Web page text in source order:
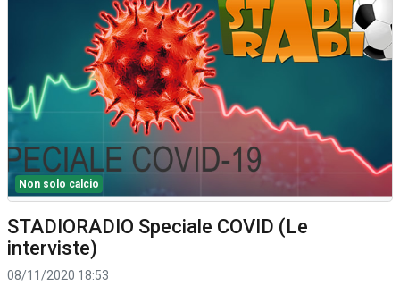
Non solo calcio
STADIORADIO Speciale COVID (Le
interviste)
08/11/2020 18:53